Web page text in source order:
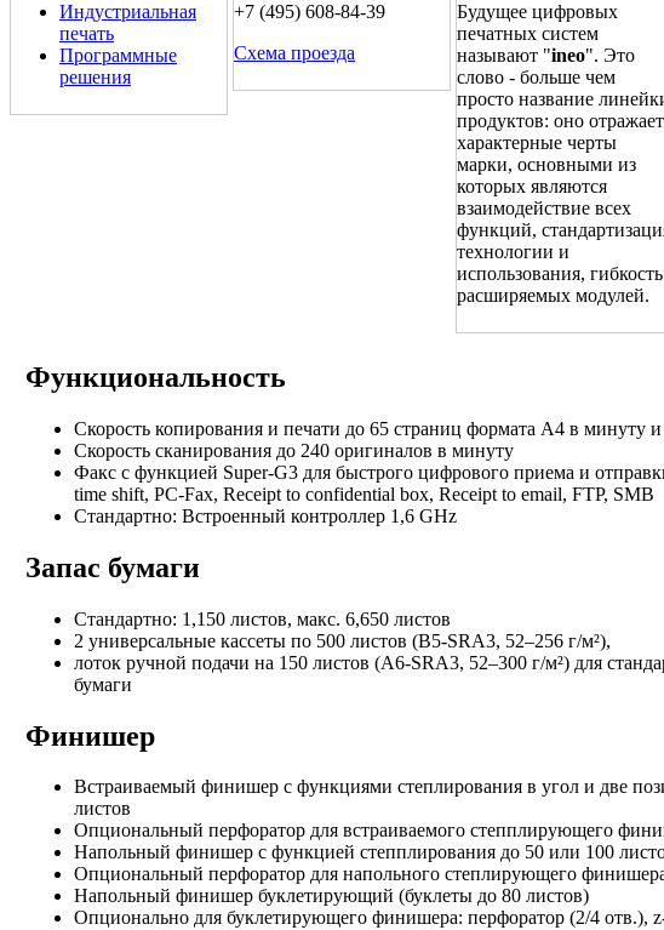
Индустриальная
печать
Программные
решения
+7 (495) 608-84-39
Схема проезда
Будущее цифровых
печатных систем
называют "ineo". Это
слово - больше чем
просто название
продуктов: оно отражает
характерные черты
марки, основными из
которых являются
взаимодействие всех
функций,
технологии и
использования, гибкость
расширяемых модулей.
Функциональность
Скорость копирования и печати до 65 страниц формата А4 в минуту
Скорость сканирования до 240 оригиналов в минуту
Факс с функцией Super-G3 для быстрого цифрового приема и
time shift, PC-Fax, Receipt to confidential box, Receipt to email, FTP, SMB
Стандартно: Встроенный контроллер 1,6 GHz
Запас бумаги
Стандартно: 1,150 листов, макс. 6,650 листов
2 универсальные кассеты по 500 листов (B5-SRA3, 52–256 г/м²),
лоток ручной подачи на 150 листов (A6-SRA3, 52–300 г/м²) для
бумаги
Финишер
Встраиваемый финишер с функциями степлирования в угол и две
листов
Опциональный перфоратор для встраиваемого степплирующего
Напольный финишер с функцией степплирования до 50 или 100
Опциональный перфоратор для напольного степлирующего
Напольный финишер буклетирующий (буклеты до 80 листов)
Опционально для буклетирующего финишера: перфоратор (2/4 отв.),